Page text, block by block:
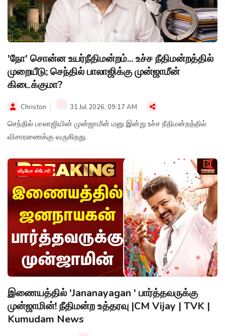
'நோ' சொன்ன உயர்நீதிமன்றம்... உச்ச நீதிமன்றத்தில்
முறையீடு; செந்தில் பாலாஜிக்கு முன்ஜாமீன்
கிடைக்குமா?
Christon 31 Jul 2026, 09:17 AM
செந்தில் பாலாஜியின் முன்ஜாமீன் மனு இன்று உச்ச நீதிமன்றத்தில்
விசாரணைக்கு வருகிறது.
வீடியோ ஸ்டோரி
இணையத்தில் 'Jananayagan ' பார்த்தவருக்கு
முன்ஜாமின்! நீதிமன்ற உத்தரவு |CM Vijay | TVK |
Kumudam News